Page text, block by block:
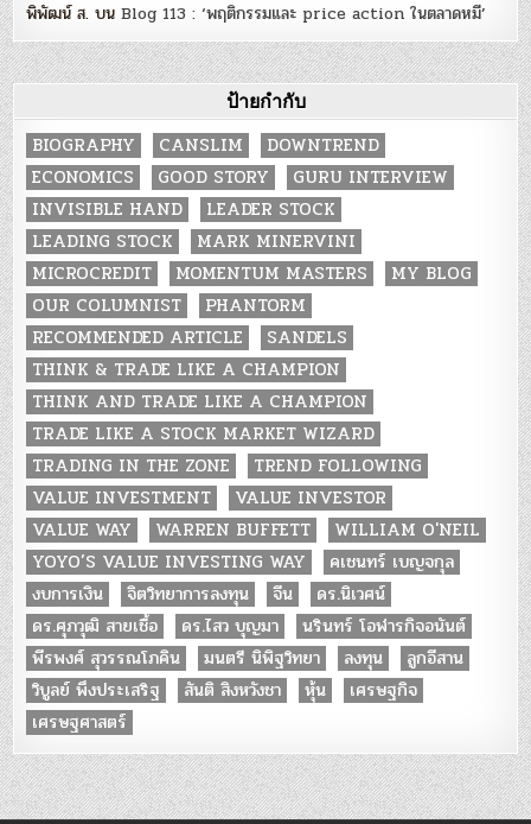
พิพัฒน์ ส. บนBlog 113 : ‘พฤติกรรมและ price action ในตลาดหมี’
ป้ายกำกับ
BIOGRAPHY CANSLIM
DOWNTREND
ECONOMICS
GOOD STORY
GURU INTERVIEW
INVISIBLE HAND
LEADER STOCK
LEADING STOCK
MARK MINERVINI
MICROCREDIT
MOMENTUM MASTERS
MY BLOG
OUR COLUMNIST
PHANTORM
RECOMMENDED ARTICLE
SANDELS
THINK & TRADE LIKE A CHAMPION
THINK AND TRADE LIKE A CHAMPION
TRADE LIKE A STOCK MARKET WIZARD
TRADING IN THE ZONE
TREND FOLLOWING
VALUE INVESTMENT
VALUE INVESTOR
VALUE WAY
WARREN BUFFETT
WILLIAM O'NEIL
YOYO’S VALUE INVESTING WAY
คเชนทร์ เบญจกุล
งบการเงิน
จิตวิทยาการลงทุน จีน
ดร.นิเวศน์
ดร.ศุภวุฒิ สายเชื้อ
ดร.ไสว บุญมา
นรินทร์ โอฬารกิจอนันต์
พีรพงศ์ สุวรรณโภคิน
มนตรี นิพิฐวิทยา ลงทุน
ลูกอีสาน
วิบูลย์ พึงประเสริฐ
สันติ สิงหวังชา หุ้น
เศรษฐกิจ
เศรษฐศาสตร์